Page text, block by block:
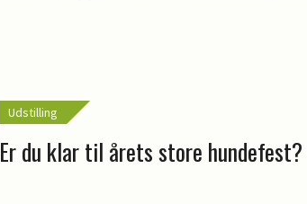
Udstilling
Er du klar til årets store hundefest?